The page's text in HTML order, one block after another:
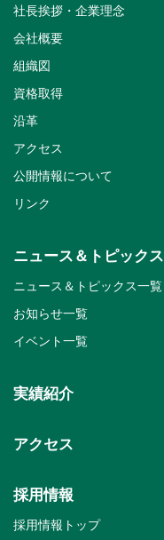
社長挨拶・企業理念
会社概要
組織図
資格取得
沿革
アクセス
公開情報について
リンク
ニュース＆トピックス
ニュース＆トピックス一覧
お知らせ一覧
イベント一覧
実績紹介
アクセス
採用情報
採用情報トップ